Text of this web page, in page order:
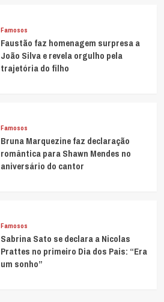
Famosos
Faustão faz homenagem surpresa a
João Silva e revela orgulho pela
trajetória do filho
Famosos
Bruna Marquezine faz declaração
romântica para Shawn Mendes no
aniversário do cantor
Famosos
Sabrina Sato se declara a Nicolas
Prattes no primeiro Dia dos Pais: “Era
um sonho”